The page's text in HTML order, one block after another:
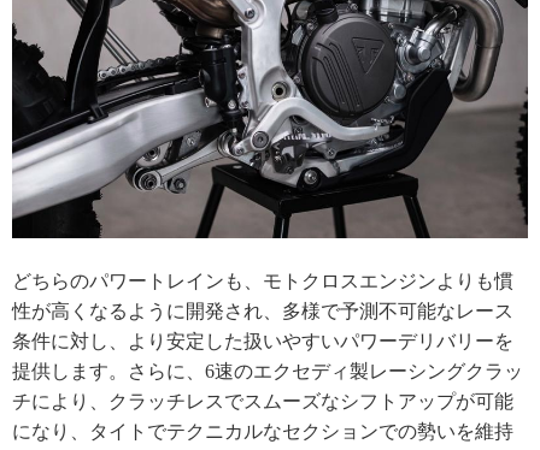
どちらのパワートレインも、モトクロスエンジンよりも慣
性が高くなるように開発され、多様で予測不可能なレース
条件に対し、より安定した扱いやすいパワーデリバリーを
提供します。さらに、6速のエクセディ製レーシングクラッ
チにより、クラッチレスでスムーズなシフトアップが可能
になり、タイトでテクニカルなセクションでの勢いを維持